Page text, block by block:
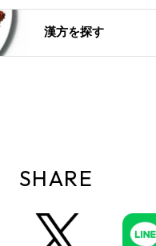
漢方を探す
SHARE